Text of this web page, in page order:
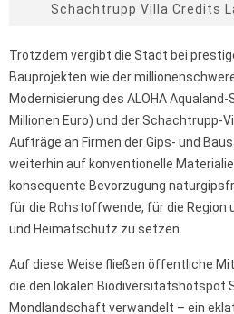
Schachtrupp Villa Credits
Trotzdem vergibt die Stadt bei
Bauprojekten wie der
Modernisierung des ALOHA
Millionen Euro) und der Schachtrupp-
Aufträge an Firmen der Gips- und
weiterhin auf konventionelle
konsequente Bevorzugung
für die Rohstoffwende, für die Region
und Heimatschutz zu setzen.
Auf diese Weise fließen öffentliche
die den lokalen Biodiversitätshotspot
Mondlandschaft verwandelt – ein